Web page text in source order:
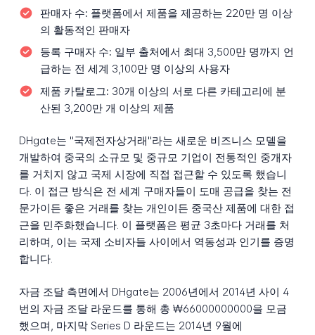
판매자 수: 플랫폼에서 제품을 제공하는 220만 명 이상
의 활동적인 판매자
등록 구매자 수: 일부 출처에서 최대 3,500만 명까지 언
급하는 전 세계 3,100만 명 이상의 사용자
제품 카탈로그: 30개 이상의 서로 다른 카테고리에 분
산된 3,200만 개 이상의 제품
DHgate는 "국제전자상거래"라는 새로운 비즈니스 모델을
개발하여 중국의 소규모 및 중규모 기업이 전통적인 중개자
를 거치지 않고 국제 시장에 직접 접근할 수 있도록 했습니
다. 이 접근 방식은 전 세계 구매자들이 도매 공급을 찾는 전
문가이든 좋은 거래를 찾는 개인이든 중국산 제품에 대한 접
근을 민주화했습니다. 이 플랫폼은 평균 3초마다 거래를 처
리하며, 이는 국제 소비자들 사이에서 역동성과 인기를 증명
합니다.
자금 조달 측면에서 DHgate는 2006년에서 2014년 사이 4
번의 자금 조달 라운드를 통해 총 ₩66000000000을 모금
했으며, 마지막 Series D 라운드는 2014년 9월에